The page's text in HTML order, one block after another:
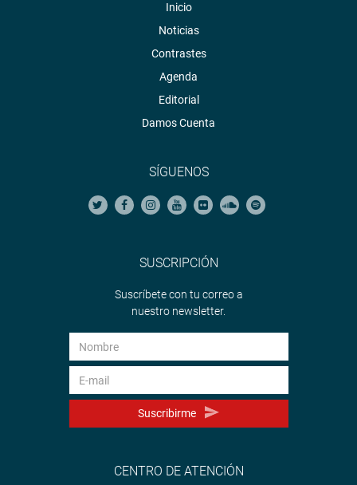
Inicio
Noticias
Contrastes
Agenda
Editorial
Damos Cuenta
SÍGUENOS
SUSCRIPCIÓN
Suscríbete con tu correo a
nuestro newsletter.
Suscribirme
CENTRO DE ATENCIÓN